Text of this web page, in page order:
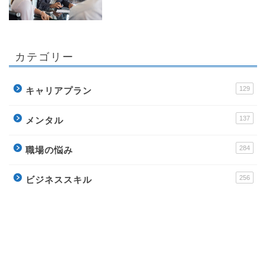
カテゴリー
キャリアプラン 129
メンタル 137
職場の悩み 284
ビジネススキル 256